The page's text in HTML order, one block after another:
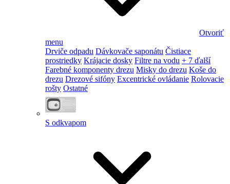
Otvoriť
menu
Drviče odpadu Dávkovače saponátu Čistiace
prostriedky Krájacie dosky Filtre na vodu + 7 ďalší
Farebné komponenty drezu Misky do drezu Koše do
drezu Drezové sifóny Excentrické ovládanie Rolovacie
rošty Ostatné
S odkvapom